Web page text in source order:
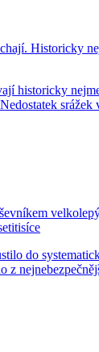
Historicky
historicky
srážek
do
z